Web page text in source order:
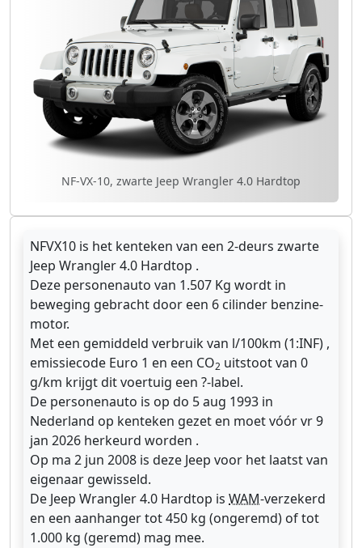
NF-VX-10, zwarte Jeep Wrangler 4.0 Hardtop
NFVX10 is het kenteken van een 2-deurs zwarte
Jeep Wrangler 4.0 Hardtop .
Deze personenauto van 1.507 Kg wordt in
beweging gebracht door een 6 cilinder benzine-
motor.
Met een gemiddeld verbruik van l/100km (1:INF) ,
emissiecode Euro 1 en een CO2 uitstoot van 0
g/km krijgt dit voertuig een ?-label.
De personenauto is op do 5 aug 1993 in
Nederland op kenteken gezet en moet vóór vr 9
jan 2026 herkeurd worden .
Op ma 2 jun 2008 is deze Jeep voor het laatst van
eigenaar gewisseld.
De Jeep Wrangler 4.0 Hardtop is WAM-verzekerd
en een aanhanger tot 450 kg (ongeremd) of tot
1.000 kg (geremd) mag mee.